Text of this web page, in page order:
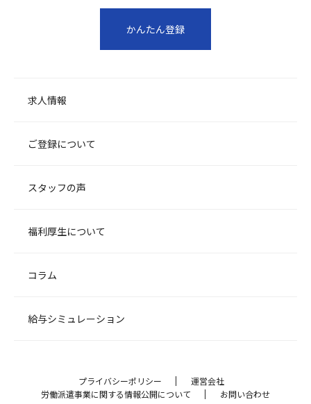
かんたん登録
求人情報
ご登録について
スタッフの声
福利厚生について
コラム
給与シミュレーション
プライバシーポリシー
運営会社
労働派遣事業に関する情報公開について
お問い合わせ